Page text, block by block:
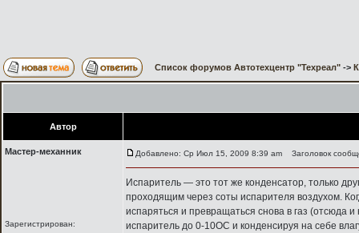
Список форумов Автотехцентр "Техреал" ->
Автор
Мастер-механник
Зарегистрирован:
Добавлено: Ср Июл 15, 2009 8:39 am Заголовок
Испаритель — это тот же конденсатор, только
проходящим через соты испарителя воздухом.
испаряться и превращаться снова в газ (отсюда
испаритель до 0-10OС и конденсируя на себе